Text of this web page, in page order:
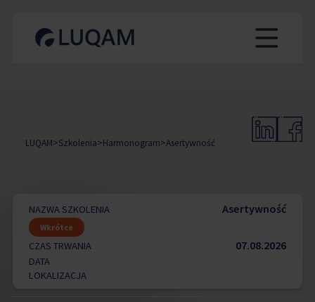
LUQAM>Szkolenia>Harmonogram>Asertywność
NAZWA SZKOLENIA Asertywność
Wkrótce
CZAS TRWANIA 07.08.2026
DATA
LOKALIZACJA